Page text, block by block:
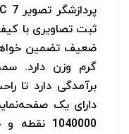
پردازشگر تصویر 7
ثبت تصاویری با
گرم وزن دارد.
برآمدگی دارد تا
دارای یک